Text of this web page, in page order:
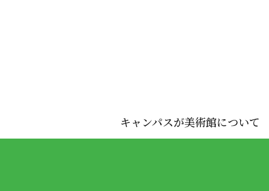
キャンパスが美術館について